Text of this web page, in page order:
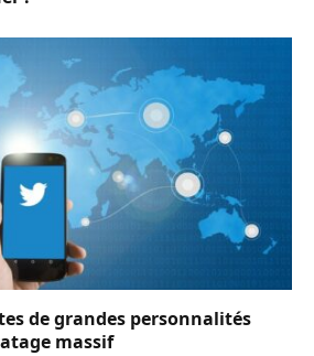
de grandes personnalités
massif